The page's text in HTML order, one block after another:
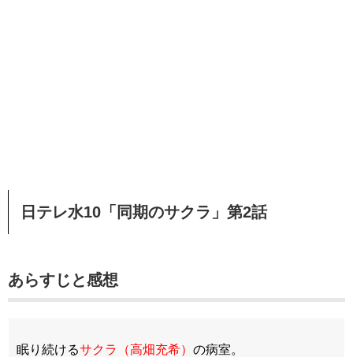
日テレ水10「同期のサクラ」第2話
あらすじと感想
眠り続けるサクラ（高畑充希） の病室。